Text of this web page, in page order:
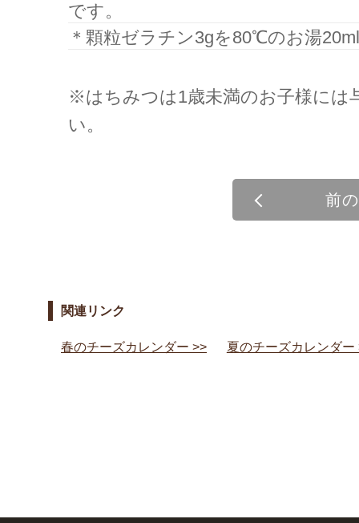
です。
＊顆粒ゼラチン3gを80℃のお湯
※はちみつは1歳未満のお子様には
い。
前
関連リンク
春のチーズカレンダー >> 夏のチーズカレンダー